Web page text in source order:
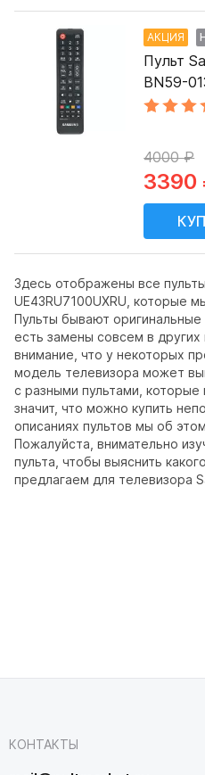
Здесь отображены все
UE43RU7100UXRU, которые
Пульты бывают
есть замены совсем в
внимание, что у некоторых
модель телевизора может
с разными пультами,
значит, что можно купить
описаниях пультов мы об
Пожалуйста, внимательно
пульта, чтобы выяснить
предлагаем для телевизора
АКЦИЯ
Пульт
BN59-
4000 ₽
3390
КОНТАКТЫ